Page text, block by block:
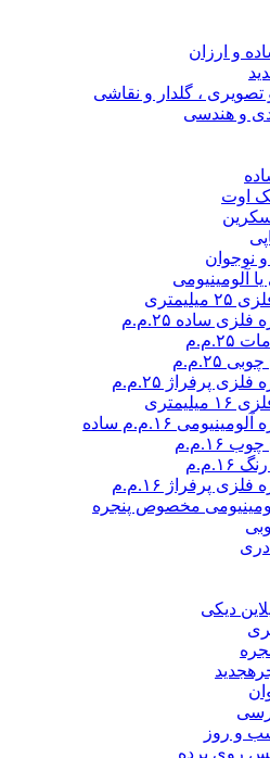
و ارزان
تصویری ، گلدار و نقاشی
و هندسی
اوت
نوجوان
آلومینیومی
ساده ۲۵.م.م
۲۵.م.م
۲۵.م.م
پرفراژ ۲۵.م.م
۱۶.م.م ساده
۱۶.م.م
۱۶.م.م
پرفراژ ۱۶.م.م
مخصوص پنجره
دیکی
جدید
و روز
روی پرده